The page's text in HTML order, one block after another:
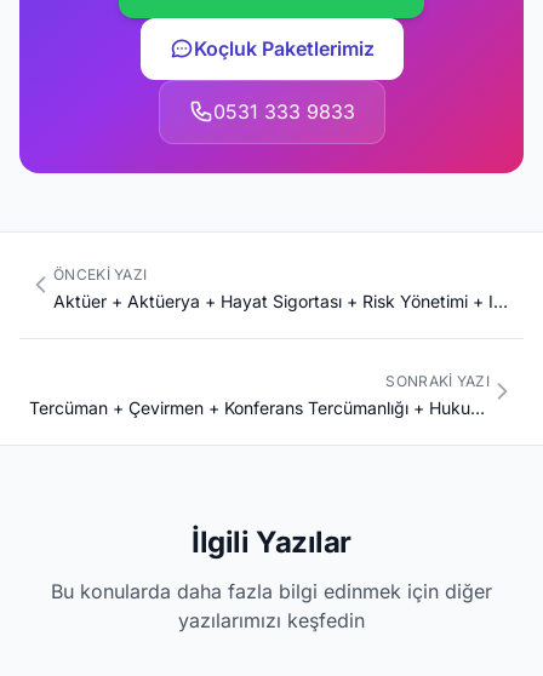
Koçluk Paketlerimiz
0531 333 9833
ÖNCEKI YAZI
Aktüer + Aktüerya + Hayat Sigortası + Risk Yönetimi + IFOA + SoA + CAS + SAT Komple Kariyer Rehberi 2026: Türkiye 1.000 Aktüer + Anadolu Sigorta + Allianz + Aksigorta + AXA + Zurich + Mapfre + Türkiye Sigorta + Bireysel Emeklilik BES
SONRAKI YAZI
Tercüman + Çevirmen + Konferans Tercümanlığı + Hukuki Tıbbi Yazın Çevirmeni + AB DGT + BM Çevirmen Komple Kariyer Rehberi 2026: Türkiye 25.000 Tercüman + İngilizce Almanca Fransızca Arapça Rusça + Boğaziçi Mütercim Tercümanlık + AIIC Üyeliği
İlgili Yazılar
Bu konularda daha fazla bilgi edinmek için diğer
yazılarımızı keşfedin